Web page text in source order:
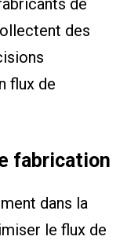
de
des
flux de
fabrication
dans la
le flux de